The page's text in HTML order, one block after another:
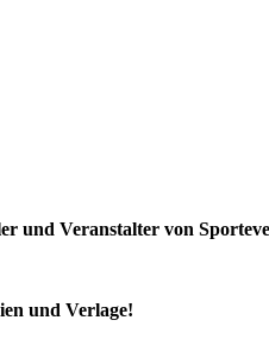
und Veranstalter von
und Verlage!